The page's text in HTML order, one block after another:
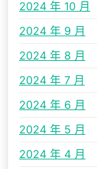
2024 年 10 月
2024 年 9 月
2024 年 8 月
2024 年 7 月
2024 年 6 月
2024 年 5 月
2024 年 4 月